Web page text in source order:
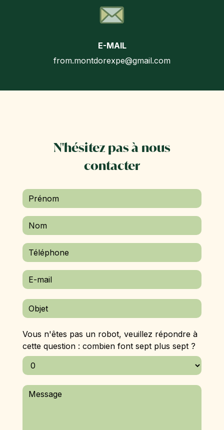
E-MAIL
from.montdorexpe@gmail.com
N'hésitez pas à nous
contacter
Vous n'êtes pas un robot, veuillez répondre à
cette question : combien font sept plus sept ?